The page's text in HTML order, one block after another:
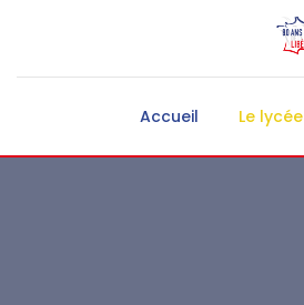
Accueil Le lycée